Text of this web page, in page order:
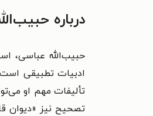
درباره
حبیب‌الله عباسی،
تألیفات مهم او
تصحیح نیز «دیوان